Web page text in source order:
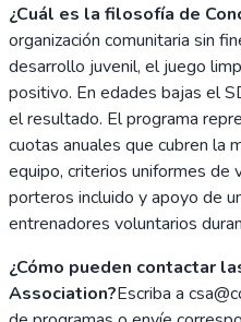
¿Cuál es la filosofía de
organización comunitaria sin
desarrollo juvenil, el juego
positivo. En edades bajas el
el resultado. El programa
cuotas anuales que cubren la
equipo, criterios uniformes de
porteros incluido y apoyo de
entrenadores voluntarios
¿Cómo pueden contactar
Association?Escriba a